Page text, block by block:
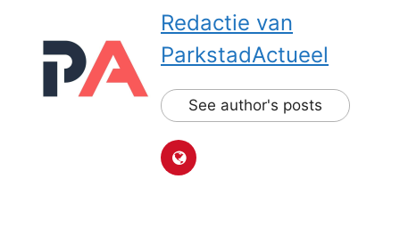
Redactie van
ParkstadActueel
See author's posts